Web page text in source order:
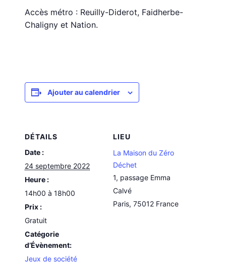
Accès métro : Reuilly-Diderot, Faidherbe-
Chaligny et Nation.
Ajouter au calendrier
DÉTAILS
Date :
24 septembre 2022
Heure :
14h00 à 18h00
Prix :
Gratuit
Catégorie
d’Évènement:
Jeux de société
LIEU
La Maison du Zéro
Déchet
1, passage Emma
Calvé
Paris, 75012 France